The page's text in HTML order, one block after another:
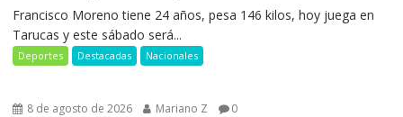
Francisco Moreno tiene 24 años, pesa 146 kilos, hoy juega en
Tarucas y este sábado será...
Deportes Destacadas Nacionales
8 de agosto de 2026 Mariano Z 0